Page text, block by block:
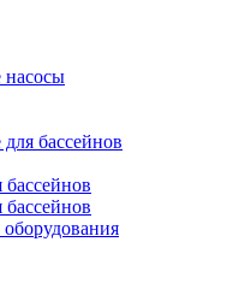
насосы
бассейнов